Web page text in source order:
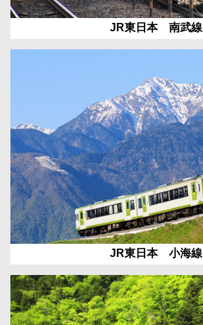
JR東日本 南武線
JR東日本 小海線